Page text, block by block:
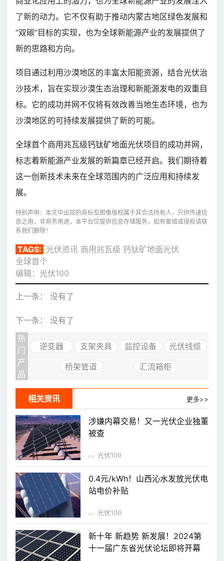
了新的动力。它不仅有助于推动内蒙古地区绿色发展和
“双碳”目标的实现，也为全球新能源产业的发展提供了
新的思路和方向。
项目通过利用沙漠地区的丰富太阳能资源，结合光伏治
沙技术，旨在实现沙漠生态治理和新能源发电的双重目
标。它的成功并网不仅将有效改善当地生态环境，也为
沙漠地区的可持续发展提供了新的可能。
全球首个商用兆瓦级钙钛矿地面光伏项目的成功并网，
标志着新能源产业发展的新篇章已经开启。我们期待着
这一创新技术未来在全球范围内的广泛应用和持续发
展。
特别声明：本文中出现的商标及图像版权属于其合法持有人，只供传递信
息之用，非商务用途，本平台仅提供信息存储服务，如有差错或侵权请联
系我们删除！
TAGS: 光伏资讯 商用兆瓦级 钙钛矿地面光伏
全球首个
编辑：光伏100
上一条： 没有了
下一条： 没有了
热
门
产
品
逆变器 支架夹具 监控设备 光伏线缆
桥架管道 汇流箱柜
相关资讯 更多>>
涉嫌内幕交易！又一光伏企业独董
被查
光伏100
0.4元/kWh！山西沁水发放光伏电
站电价补贴
光伏100
新十年 新趋势 新发展！2024第
十一届广东省光伏论坛即将开幕